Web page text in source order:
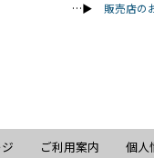
…▶ 販売店の
ご利用案内
個人